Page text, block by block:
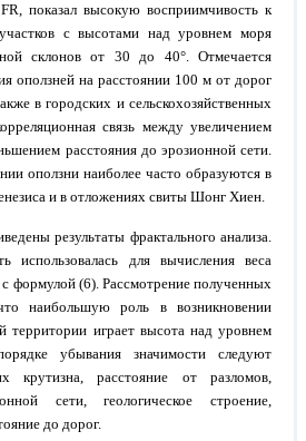
показал высокую восприимчивость к
с высотами над уровнем моря
склонов от 30 до 40°. Отмечается
оползней на расстоянии 100 м от дорог
в городских и сельскохозяйственных
связь между увеличением
расстояния до эрозионной сети.
оползни наиболее часто образуются в
и в отложениях свиты Шонг Хиен.
результаты фрактального анализа.
использовалась для вычисления веса
с формулой (6). Рассмотрение полученных
что наибольшую роль в возникновении
территории играет высота над уровнем
убывания значимости следуют
крутизна, расстояние от разломов,
сети, геологическое строение,
до дорог.